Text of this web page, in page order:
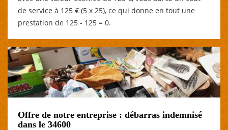
de service à 125 € (5 x 25), ce qui donne en tout une
prestation de 125 - 125 = 0.
Offre de notre entreprise : débarras indemnisé
dans le 34600